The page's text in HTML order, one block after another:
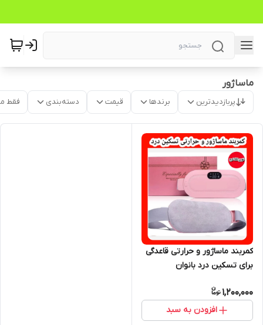
ماساژور
پربازدیدترین برندها قیمت دسته‌بندی فقط
کمربند ماساژور و حرارتی قاعدگی
برای تسکین درد بانوان
1,200,000
افزودن به سبد